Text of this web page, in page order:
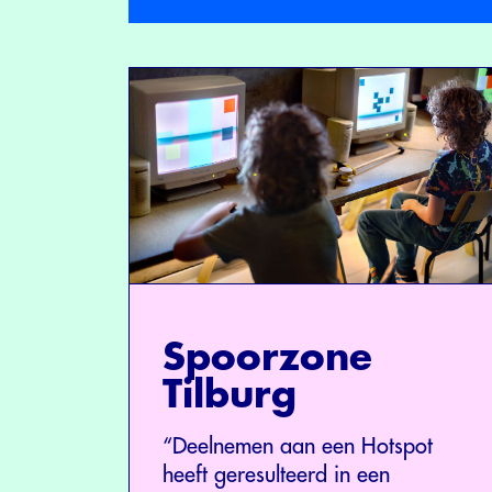
Spoorzone
Tilburg
“Deelnemen aan een Hotspot
heeft geresulteerd in een